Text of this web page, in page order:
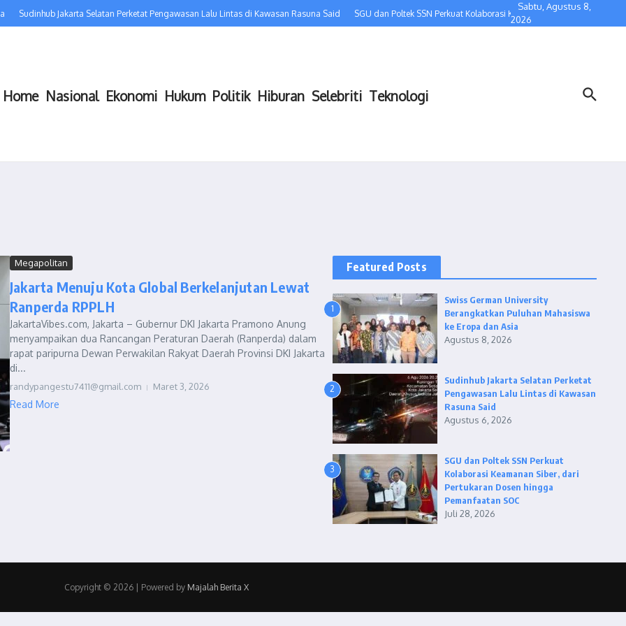
Sudinhub Jakarta Selatan Perketat Pengawasan Lalu Lintas di Kawasan Rasuna Said SGU dan Poltek SSN Perkuat Kolaborasi Keamanan Siber, dari
Sabtu, Agustus 8,
2026
Home Nasional Ekonomi Hukum Politik Hiburan Selebriti Teknologi
Megapolitan
Jakarta Menuju Kota Global Berkelanjutan Lewat
Ranperda RPPLH
JakartaVibes.com, Jakarta – Gubernur DKI Jakarta Pramono Anung
menyampaikan dua Rancangan Peraturan Daerah (Ranperda) dalam
rapat paripurna Dewan Perwakilan Rakyat Daerah Provinsi DKI Jakarta
di...
randypangestu7411@gmail.com Maret 3, 2026
Read More
Featured Posts
1
Swiss German University
Berangkatkan Puluhan Mahasiswa
ke Eropa dan Asia
Agustus 8, 2026
2
Sudinhub Jakarta Selatan Perketat
Pengawasan Lalu Lintas di Kawasan
Rasuna Said
Agustus 6, 2026
3
SGU dan Poltek SSN Perkuat
Kolaborasi Keamanan Siber, dari
Pertukaran Dosen hingga
Pemanfaatan SOC
Juli 28, 2026
Copyright © 2026 | Powered by Majalah Berita X